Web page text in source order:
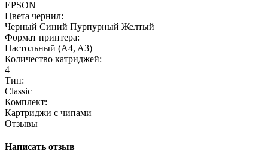
EPSON
Цвета чернил:
Черный Синий Пурпурный Желтый
Формат принтера:
Настольный (A4, A3)
Количество катриджей:
4
Тип:
Classic
Комплект:
Картриджи с чипами
Отзывы
Написать отзыв